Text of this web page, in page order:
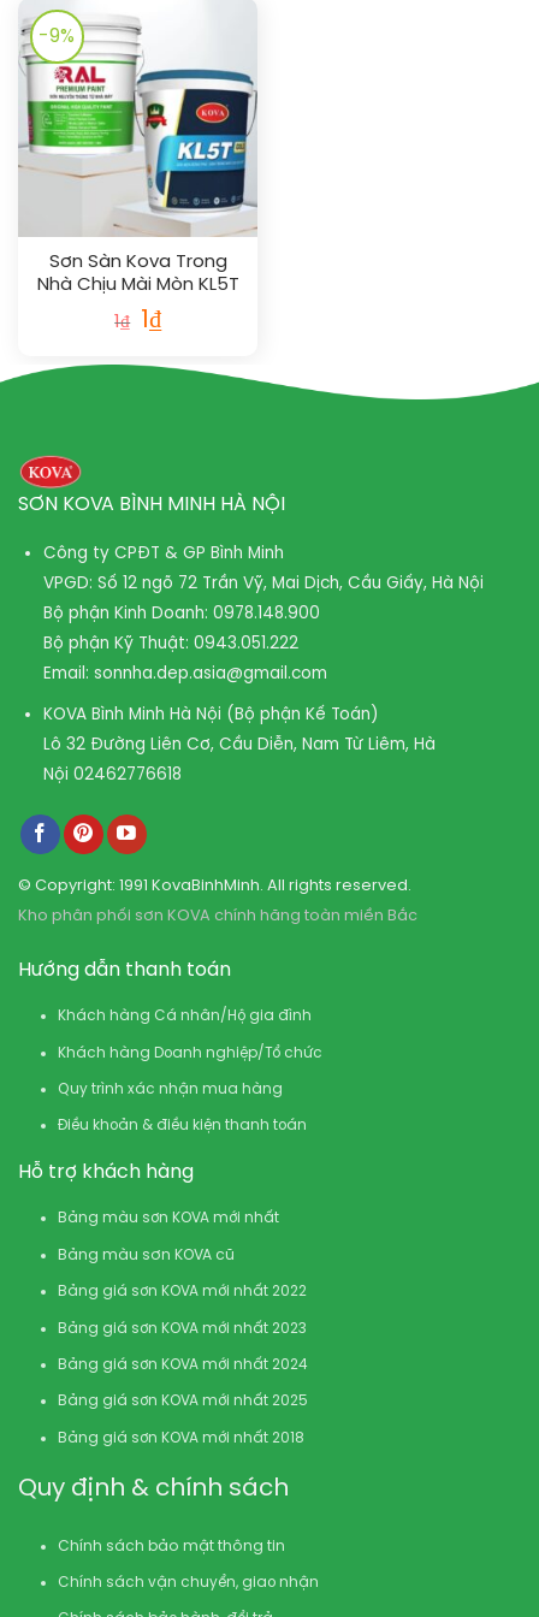
-9%
Sơn Sàn Kova Trong
Nhà Chịu Mài Mòn KL5T
Bóng – Gold (20kg)
1₫
Giá
gốc
1₫.
1₫Giá
hiện
SƠN KOVA BÌNH MINH HÀ NỘI
Công ty CPĐT & GP Bình Minh
VPGD: Số 12 ngõ 72 Trần Vỹ, Mai Dịch, Cầu Giấy, Hà Nội
Bộ phận Kinh Doanh: 0978.148.900
Bộ phận Kỹ Thuật: 0943.051.222
Email: sonnha.dep.asia@gmail.com
KOVA Bình Minh Hà Nội (Bộ phận Kế Toán)
Lô 32 Đường Liên Cơ, Cầu Diễn, Nam Từ Liêm, Hà
Nội 02462776618
© Copyright: 1991 KovaBinhMinh. All rights reserved.
Kho phân phối sơn KOVA chính hãng toàn miền Bắc
Hướng dẫn thanh toán
Khách hàng Cá nhân/Hộ gia đình
Khách hàng Doanh nghiệp/Tổ chức
Quy trình xác nhận mua hàng
Điều khoản & điều kiện thanh toán
Hỗ trợ khách hàng
Bảng màu sơn KOVA mới nhất
Bảng màu sơn KOVA cũ
Bảng giá sơn KOVA mới nhất 2022
Bảng giá sơn KOVA mới nhất 2023
Bảng giá sơn KOVA mới nhất 2024
Bảng giá sơn KOVA mới nhất 2025
Bảng giá sơn KOVA mới nhất 2018
Quy định & chính sách
Chính sách bảo mật thông tin
Chính sách vận chuyển, giao nhận